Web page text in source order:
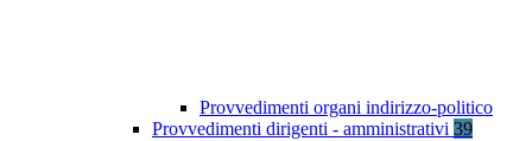
Provvedimenti organi indirizzo-politico
Provvedimenti dirigenti - amministrativi 39